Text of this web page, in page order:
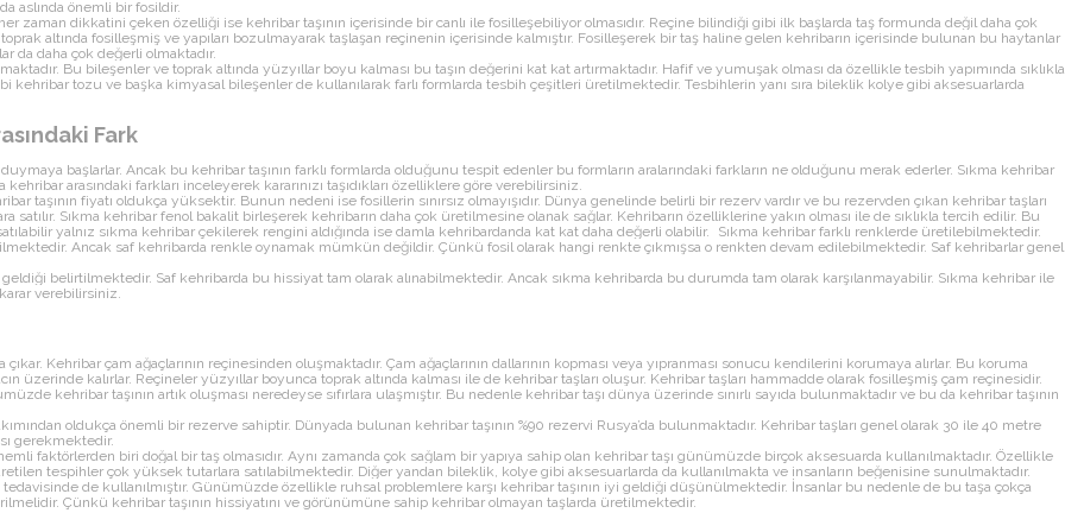
aslında önemli bir fosildir.
zaman dikkatini çeken özelliği ise kehribar taşının içerisinde bir canlı ile fosilleşebiliyor olmasıdır. Reçine bilindiği gibi ilk başlarda taş formunda değil daha çok
altında fosilleşmiş ve yapıları bozulmayarak taşlaşan reçinenin içerisinde kalmıştır. Fosilleşerek bir taş haline gelen kehribarın içerisinde bulunan bu haytanlar
da daha çok değerli olmaktadır.
Bu bileşenler ve toprak altında yüzyıllar boyu kalması bu taşın değerini kat kat artırmaktadır. Hafif ve yumuşak olması da özellikle tesbih yapımında sıklıkla
kehribar tozu ve başka kimyasal bileşenler de kullanılarak farlı formlarda tesbih çeşitleri üretilmektedir. Tesbihlerin yanı sıra bileklik kolye gibi aksesuarlarda
Fark
başlarlar. Ancak bu kehribar taşının farklı formlarda olduğunu tespit edenler bu formların aralarındaki farkların ne olduğunu merak ederler. Sıkma kehribar
arasındaki farkları inceleyerek kararınızı taşıdıkları özelliklere göre verebilirsiniz.
taşının fiyatı oldukça yüksektir. Bunun nedeni ise fosillerin sınırsız olmayışıdır. Dünya genelinde belirli bir rezerv vardır ve bu rezervden çıkan kehribar taşları
satılır. Sıkma kehribar fenol bakalit birleşerek kehribarın daha çok üretilmesine olanak sağlar. Kehribarın özelliklerine yakın olması ile de sıklıkla tercih edilir. Bu
yalnız sıkma kehribar çekilerek rengini aldığında ise damla kehribardanda kat kat daha değerli olabilir. Sıkma kehribar farklı renklerde üretilebilmektedir.
Ancak saf kehribarda renkle oynamak mümkün değildir. Çünkü fosil olarak hangi renkte çıkmışsa o renkten devam edilebilmektedir. Saf kehribarlar genel
belirtilmektedir. Saf kehribarda bu hissiyat tam olarak alınabilmektedir. Ancak sıkma kehribarda bu durumda tam olarak karşılanmayabilir. Sıkma kehribar ile
verebilirsiniz.
Kehribar çam ağaçlarının reçinesinden oluşmaktadır. Çam ağaçlarının dallarının kopması veya yıpranması sonucu kendilerini korumaya alırlar. Bu koruma
üzerinde kalırlar. Reçineler yüzyıllar boyunca toprak altında kalması ile de kehribar taşları oluşur. Kehribar taşları hammadde olarak fosilleşmiş çam reçinesidir.
kehribar taşının artık oluşması neredeyse sıfırlara ulaşmıştır. Bu nedenle kehribar taşı dünya üzerinde sınırlı sayıda bulunmaktadır ve bu da kehribar taşının
oldukça önemli bir rezerve sahiptir. Dünyada bulunan kehribar taşının %90 rezervi Rusya’da bulunmaktadır. Kehribar taşları genel olarak 30 ile 40 metre
gerekmektedir.
faktörlerden biri doğal bir taş olmasıdır. Aynı zamanda çok sağlam bir yapıya sahip olan kehribar taşı günümüzde birçok aksesuarda kullanılmaktadır. Özellikle
tespihler çok yüksek tutarlara satılabilmektedir. Diğer yandan bileklik, kolye gibi aksesuarlarda da kullanılmakta ve insanların beğenisine sunulmaktadır.
tedavisinde de kullanılmıştır. Günümüzde özellikle ruhsal problemlere karşı kehribar taşının iyi geldiği düşünülmektedir. İnsanlar bu nedenle de bu taşa çokça
Çünkü kehribar taşının hissiyatını ve görünümüne sahip kehribar olmayan taşlarda üretilmektedir.